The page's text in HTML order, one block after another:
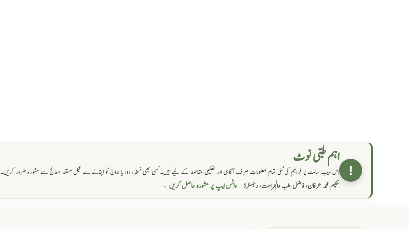
!
اہم طبی نوٹ
اس ویب سائٹ پر فراہم کی گئی تمام معلومات صرف آگاہی اور تعلیمی مقاصد کے لیے ہیں۔ کسی بھی نسخہ، دوا یا علاج کو اپنانے سے قبل مستند معالج سے مشورہ ضرور کریں۔
حکیم محمد عرفان، فاضل طب والجراحت، رجسٹرڈ واٹس ایپ پر مشورہ حاصل کریں →